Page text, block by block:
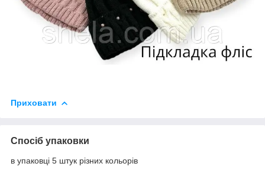
Приховати
Спосіб упаковки
в упаковці 5 штук різних кольорів